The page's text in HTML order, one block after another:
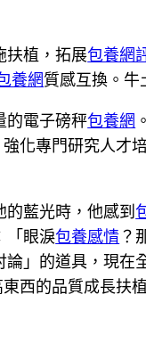
扶植，拓展包養網
養網質感互換。牛
的電子磅秤包養網
化專門研究人才
的藍光時，他感到
「眼淚包養感情？
論」的道具，現在
西的品質成長扶